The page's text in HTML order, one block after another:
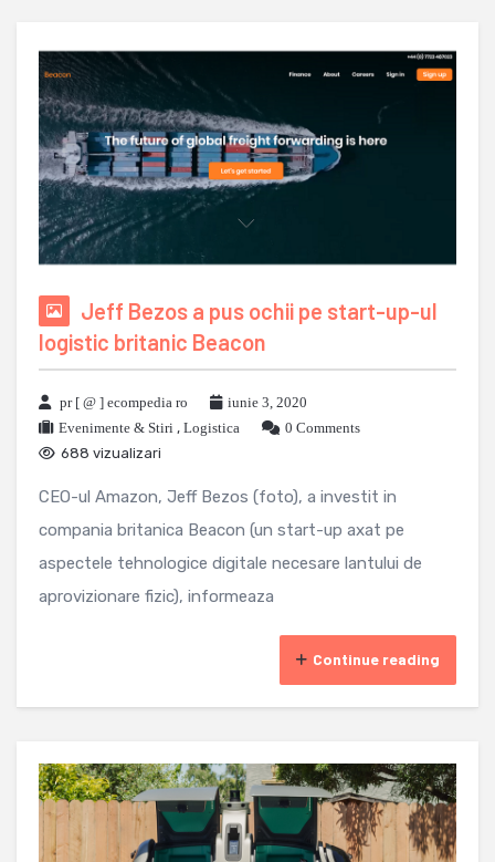
Jeff Bezos a pus ochii pe start-up-ul
logistic britanic Beacon
pr [ @ ] ecompedia ro
iunie 3, 2020
Evenimente & Stiri , Logistica
0 Comments
688 vizualizari
CEO-ul Amazon, Jeff Bezos (foto), a investit in
compania britanica Beacon (un start-up axat pe
aspectele tehnologice digitale necesare lantului de
aprovizionare fizic), informeaza
Continue reading